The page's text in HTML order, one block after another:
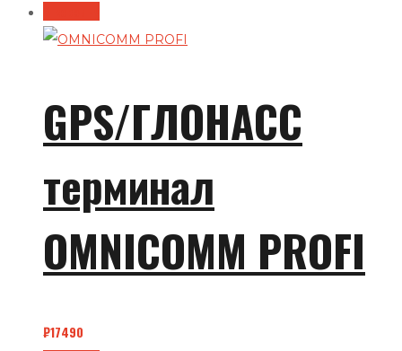
GPS/ГЛОНАСС
терминал
OMNICOMM PROFI
₽17490